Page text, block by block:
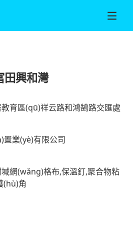
田興和灣
育區(qū)祥云路和鴻鵠路交匯處
業(yè)有限公司
堿網(wǎng)格布,保溫釘,聚合物粘
(hù)角